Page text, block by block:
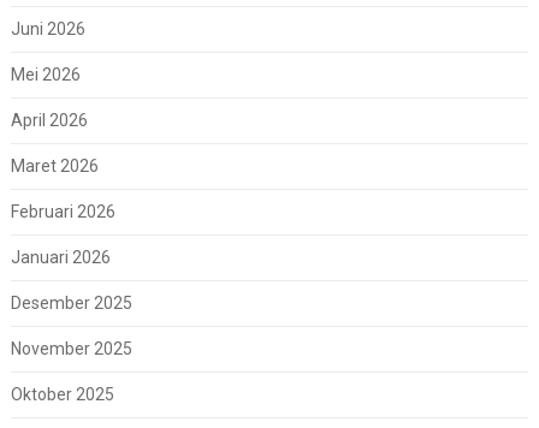
Juni 2026
Mei 2026
April 2026
Maret 2026
Februari 2026
Januari 2026
Desember 2025
November 2025
Oktober 2025